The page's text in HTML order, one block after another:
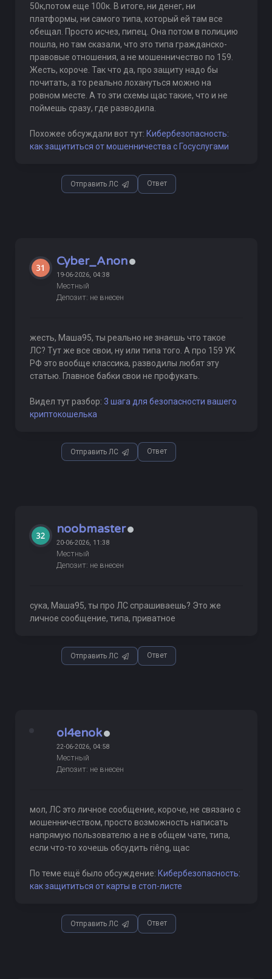
50к,потом еще 100к. В итоге, ни денег, ни
платформы, ни самого типа, который ей там все
обещал. Просто исчез, пипец. Она потом в полицию
пошла, но там сказали, что это типа гражданско-
правовые отношения, а не мошенничество по 159.
Жесть, короче. Так что да, про защиту надо бы
почитать, а то реально лохануться можно на
ровном месте. А то эти схемы щас такие, что и не
поймешь сразу, где разводила.
Похожее обсуждали вот тут: Кибербезопасность:
как защититься от мошенничества с Госуслугами
Отправить ЛС Ответ
Cyber_Anon
19-06-2026, 04:38
Местный
Депозит: не внесен
жесть, Маша95, ты реально не знаешь что такое
ЛС? Тут же все свои, ну или типа того. А про 159 УК
РФ это вообще классика, разводилы любят эту
статью. Главное бабки свои не профукать.
Видел тут разбор: 3 шага для безопасности вашего
криптокошелька
Отправить ЛС Ответ
noobmaster
20-06-2026, 11:38
Местный
Депозит: не внесен
сука, Маша95, ты про ЛС спрашиваешь? Это же
личное сообщение, типа, приватное
Отправить ЛС Ответ
ol4enok
22-06-2026, 04:58
Местный
Депозит: не внесен
мол, ЛС это личное сообщение, короче, не связано с
мошенничеством, просто возможность написать
напрямую пользователю а не в общем чате, типа,
если что-то хочешь обсудить riêng, щас
По теме ещё было обсуждение: Кибербезопасность:
как защититься от карты в стоп-листе
Отправить ЛС Ответ